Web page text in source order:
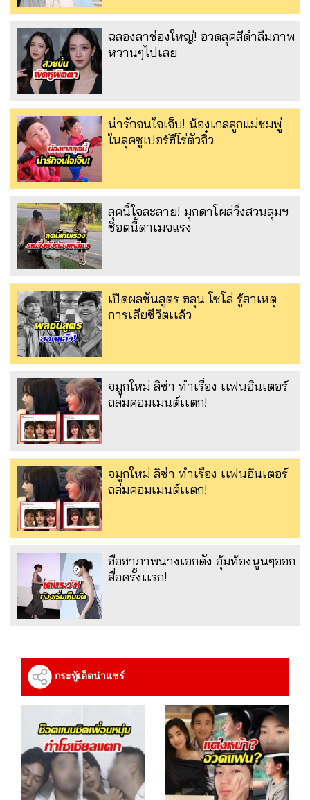
ฉลองลาช่องใหญ่! อวดลุคสีดำลืมภาพ
หวานๆไปเลย
น่ารักจนใจเจ็บ! น้องเกลลูกแม่ชมพู่
ในลุคซูเปอร์ฮีโร่ตัวจิ๋ว
ลุคนี้ใจละลาย! มุกดาโผล่วิ่งสวนลุมฯ
ช็อตนี้ดาเมจแรง
เปิดผลชันสูตร ฮลุน โซโล่ รู้สาเหตุ
การเสียชีวิตเเล้ว
จมูกใหม่ ลิซ่า ทำเรื่อง เเฟนอินเตอร์
ถล่มคอมเมนต์เเตก!
จมูกใหม่ ลิซ่า ทำเรื่อง เเฟนอินเตอร์
ถล่มคอมเมนต์เเตก!
ฮือฮาภาพนางเอกดัง อุ้มท้องนูนๆออก
สื่อครั้งเเรก!
กระทู้เด็ดน่าแชร์